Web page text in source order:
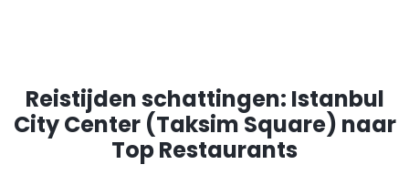
Reistijden schattingen: Istanbul
City Center (Taksim Square) naar
Top Restaurants